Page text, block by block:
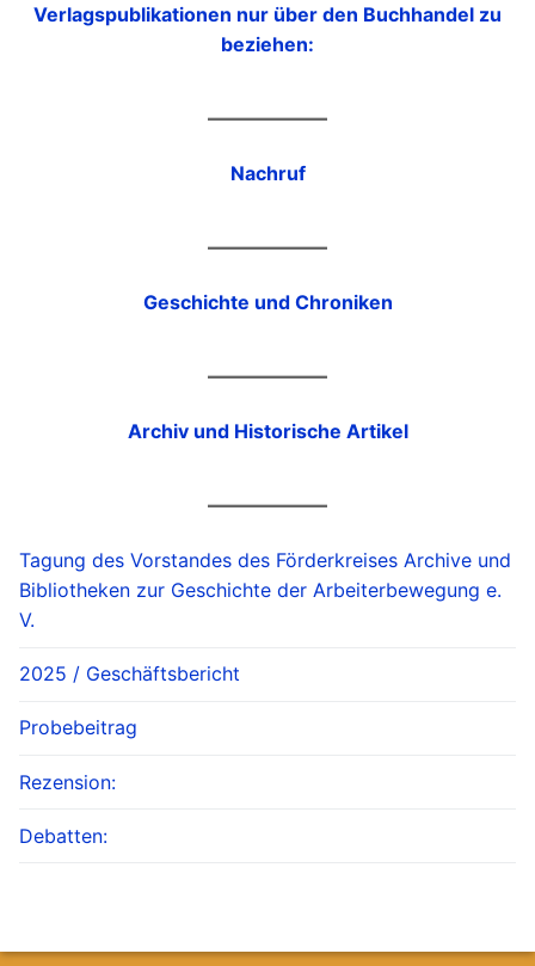
Verlagspublikationen nur über den Buchhandel zu
beziehen:
Nachruf
Geschichte und Chroniken
Archiv und Historische Artikel
Tagung des Vorstandes des Förderkreises Archive und
Bibliotheken zur Geschichte der Arbeiterbewegung e.
V.
2025 / Geschäftsbericht
Probebeitrag
Rezension:
Debatten: